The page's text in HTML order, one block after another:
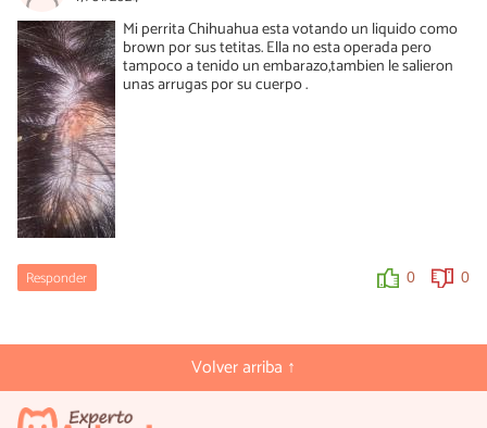
Mi perrita Chihuahua esta votando un liquido como
brown por sus tetitas. Ella no esta operada pero
tampoco a tenido un embarazo,tambien le salieron
unas arrugas por su cuerpo .
Responder 0 0
Volver arriba ↑